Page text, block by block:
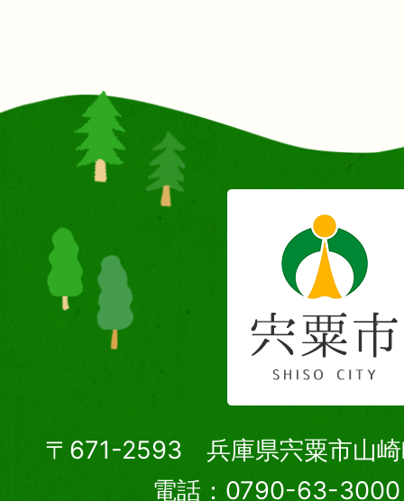
〒671-2593 兵庫県宍粟市山崎
電話：0790-63-3000